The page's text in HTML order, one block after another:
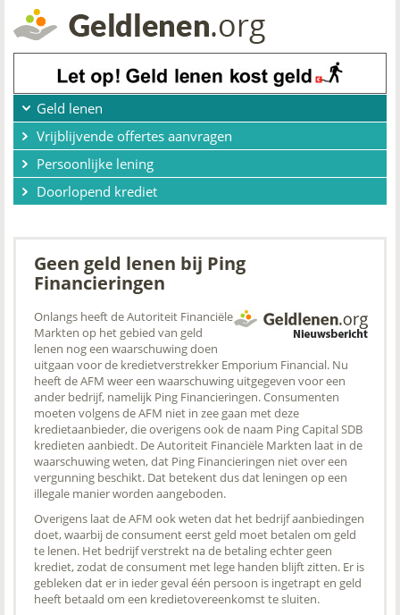
Geld lenen
Vrijblijvende offertes aanvragen
Persoonlijke lening
Doorlopend krediet
Geen geld lenen bij Ping
Financieringen
Onlangs heeft de Autoriteit Financiële
Markten op het gebied van geld
lenen nog een waarschuwing doen
uitgaan voor de kredietverstrekker Emporium Financial. Nu
heeft de AFM weer een waarschuwing uitgegeven voor een
ander bedrijf, namelijk Ping Financieringen. Consumenten
moeten volgens de AFM niet in zee gaan met deze
kredietaanbieder, die overigens ook de naam Ping Capital SDB
kredieten aanbiedt. De Autoriteit Financiële Markten laat in de
waarschuwing weten, dat Ping Financieringen niet over een
vergunning beschikt. Dat betekent dus dat leningen op een
illegale manier worden aangeboden.
Overigens laat de AFM ook weten dat het bedrijf aanbiedingen
doet, waarbij de consument eerst geld moet betalen om geld
te lenen. Het bedrijf verstrekt na de betaling echter geen
krediet, zodat de consument met lege handen blijft zitten. Er is
gebleken dat er in ieder geval één persoon is ingetrapt en geld
heeft betaald om een kredietovereenkomst te sluiten.